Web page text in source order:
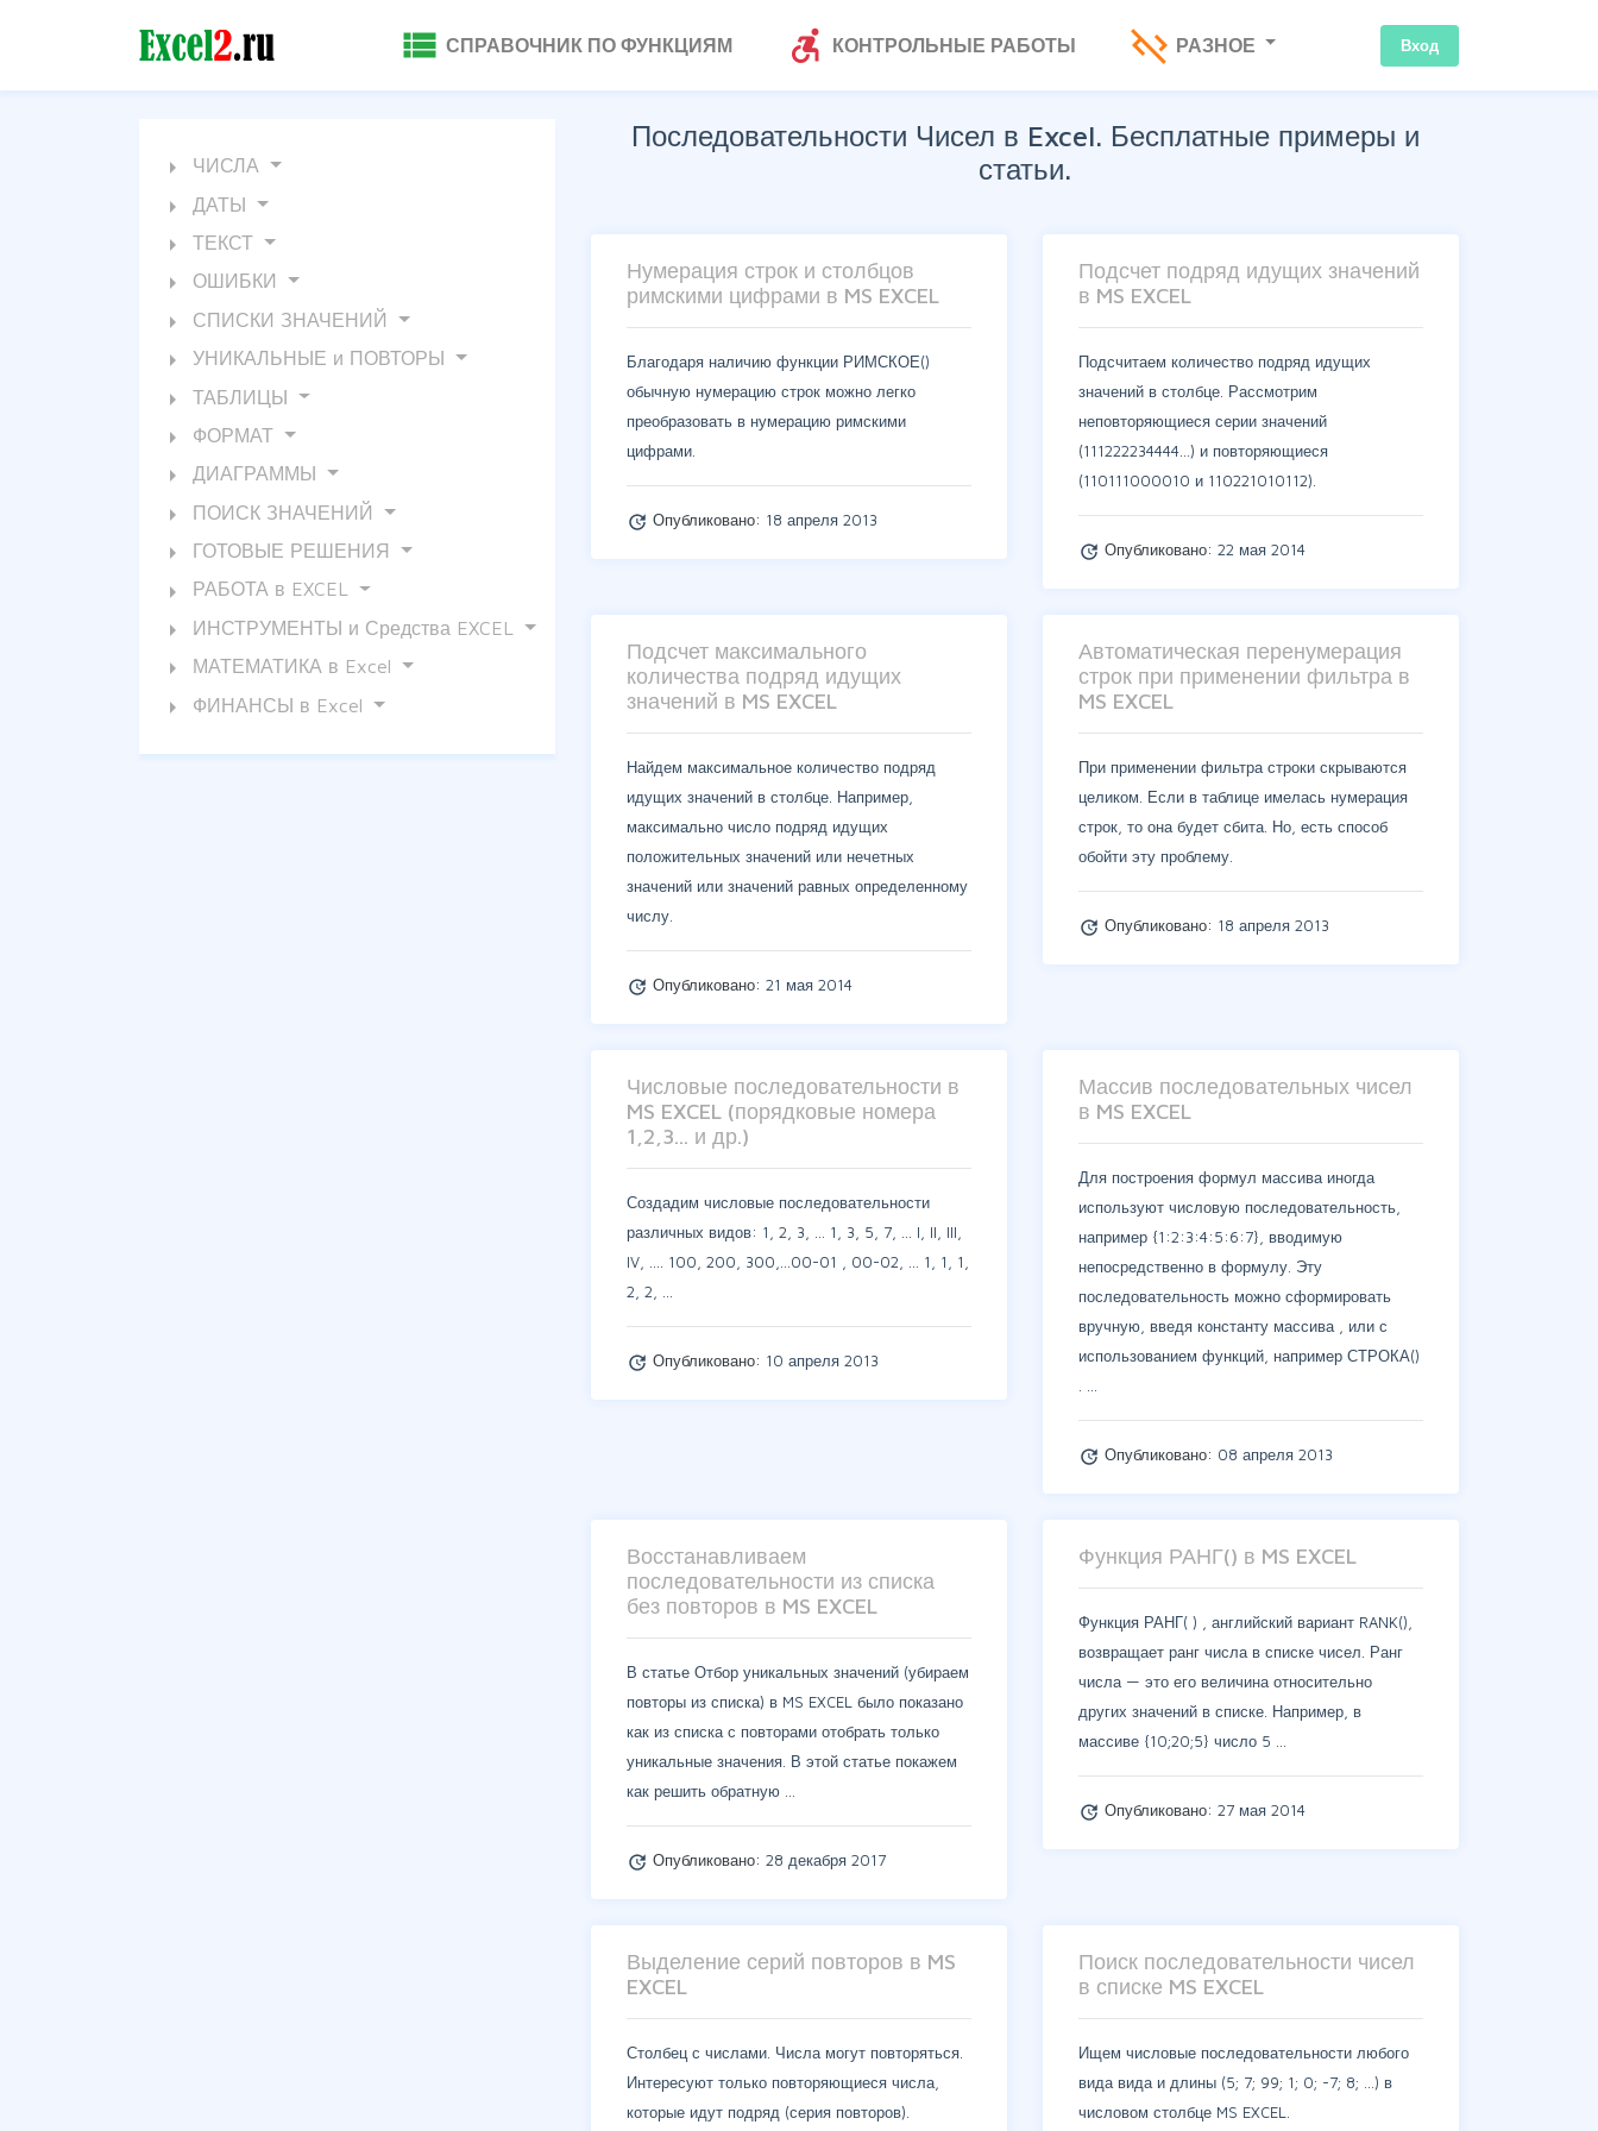
view_list СПРАВОЧНИК ПО ФУНКЦИЯМ accessible_forward КОНТРОЛЬНЫЕ РАБОТЫ code_off РАЗНОЕ Вход
arrow_right ЧИСЛА
arrow_right ДАТЫ
arrow_right ТЕКСТ
arrow_right ОШИБКИ
arrow_right СПИСКИ ЗНАЧЕНИЙ
arrow_right УНИКАЛЬНЫЕ и ПОВТОРЫ
arrow_right ТАБЛИЦЫ
arrow_right ФОРМАТ
arrow_right ДИАГРАММЫ
arrow_right ПОИСК ЗНАЧЕНИЙ
arrow_right ГОТОВЫЕ РЕШЕНИЯ
arrow_right РАБОТА в EXCEL
arrow_right ИНСТРУМЕНТЫ и Средства EXCEL
arrow_right МАТЕМАТИКА в Excel
arrow_right ФИНАНСЫ в Excel
Последовательности Чисел в Excel. Бесплатные примеры и
статьи.
Нумерация строк и столбцов
римскими цифрами в MS EXCEL
Благодаря наличию функции РИМСКОЕ()
обычную нумерацию строк можно легко
преобразовать в нумерацию римскими
цифрами.
update Опубликовано: 18 апреля 2013
Подсчет подряд идущих значений
в MS EXCEL
Подсчитаем количество подряд идущих
значений в столбце. Рассмотрим
неповторяющиеся серии значений
(111222234444...) и повторяющиеся
(110111000010 и 110221010112).
update Опубликовано: 22 мая 2014
Подсчет максимального
количества подряд идущих
значений в MS EXCEL
Найдем максимальное количество подряд
идущих значений в столбце. Например,
максимально число подряд идущих
положительных значений или нечетных
значений или значений равных определенному
числу.
update Опубликовано: 21 мая 2014
Автоматическая перенумерация
строк при применении фильтра в
MS EXCEL
При применении фильтра строки скрываются
целиком. Если в таблице имелась нумерация
строк, то она будет сбита. Но, есть способ
обойти эту проблему.
update Опубликовано: 18 апреля 2013
Числовые последовательности в
MS EXCEL (порядковые номера
1,2,3... и др.)
Создадим числовые последовательности
различных видов: 1, 2, 3, ... 1, 3, 5, 7, ... I, II, III,
IV, .... 100, 200, 300,...00-01 , 00-02, ... 1, 1, 1,
2, 2, …
update Опубликовано: 10 апреля 2013
Массив последовательных чисел
в MS EXCEL
Для построения формул массива иногда
используют числовую последовательность,
например {1:2:3:4:5:6:7}, вводимую
непосредственно в формулу. Эту
последовательность можно сформировать
вручную, введя константу массива , или с
использованием функций, например СТРОКА()
update Опубликовано: 08 апреля 2013
Восстанавливаем
последовательности из списка
без повторов в MS EXCEL
В статье Отбор уникальных значений (убираем
повторы из списка) в MS EXCEL было показано
как из списка с повторами отобрать только
уникальные значения. В этой статье покажем
как решить обратную …
update Опубликовано: 28 декабря 2017
Функция РАНГ() в MS EXCEL
Функция РАНГ( ) , английский вариант RANK(),
возвращает ранг числа в списке чисел. Ранг
числа — это его величина относительно
других значений в списке. Например, в
массиве {10;20;5} число 5 …
update Опубликовано: 27 мая 2014
Выделение серий повторов в MS
EXCEL
Столбец с числами. Числа могут повторяться.
Интересуют только повторяющиеся числа,
которые идут подряд (серия повторов).
Поиск последовательности чисел
в списке MS EXCEL
Ищем числовые последовательности любого
вида вида и длины (5; 7; 99; 1; 0; -7; 8; ...) в
числовом столбце MS EXCEL.